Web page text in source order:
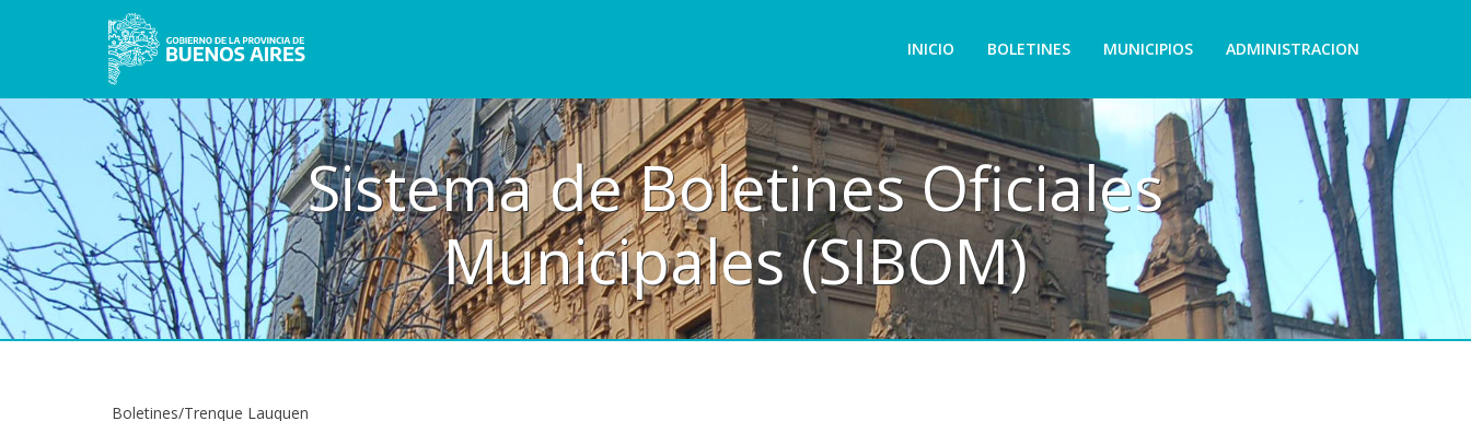
INICIO BOLETINES MUNICIPIOS ADMINISTRACION
Sistema de Boletines Oficiales
Municipales (SIBOM)
Boletines/Trenque Lauquen